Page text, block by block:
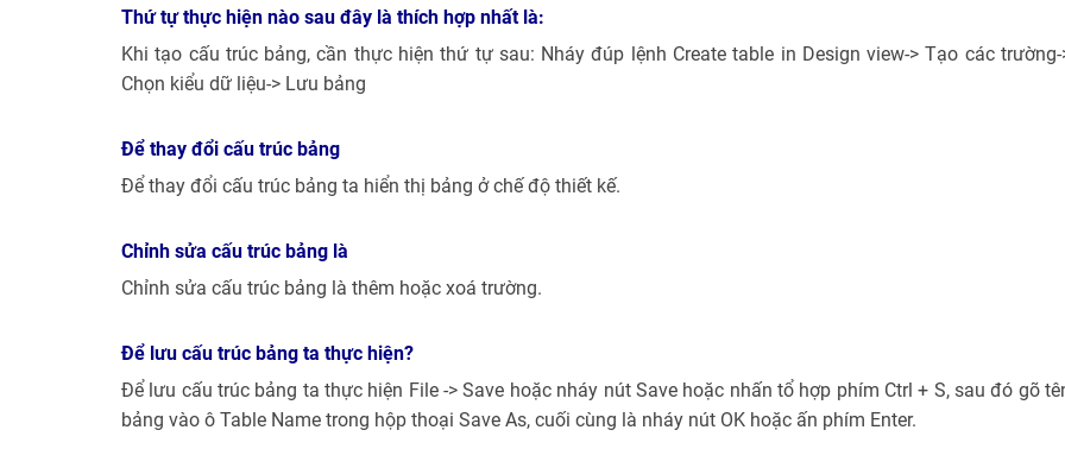
Thứ tự thực hiện nào sau đây là thích hợp nhất là:
Khi tạo cấu trúc bảng, cần thực hiện thứ tự sau: Nháy đúp lệnh Create table in Design view-> Tạo các trường-
Chọn kiểu dữ liệu-> Lưu bảng
Để thay đổi cấu trúc bảng
Để thay đổi cấu trúc bảng ta hiển thị bảng ở chế độ thiết kế.
Chỉnh sửa cấu trúc bảng là
Chỉnh sửa cấu trúc bảng là thêm hoặc xoá trường.
Để lưu cấu trúc bảng ta thực hiện?
Để lưu cấu trúc bảng ta thực hiện File -> Save hoặc nháy nút Save hoặc nhấn tổ hợp phím Ctrl + S, sau đó gõ
bảng vào ô Table Name trong hộp thoại Save As, cuối cùng là nháy nút OK hoặc ấn phím Enter.